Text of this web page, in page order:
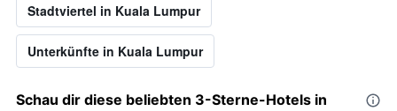
Stadtviertel in Kuala Lumpur
Unterkünfte in Kuala Lumpur
Schau dir diese beliebten 3-Sterne-Hotels in